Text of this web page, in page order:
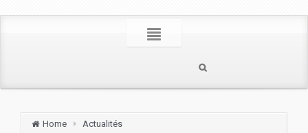
Home Actualités